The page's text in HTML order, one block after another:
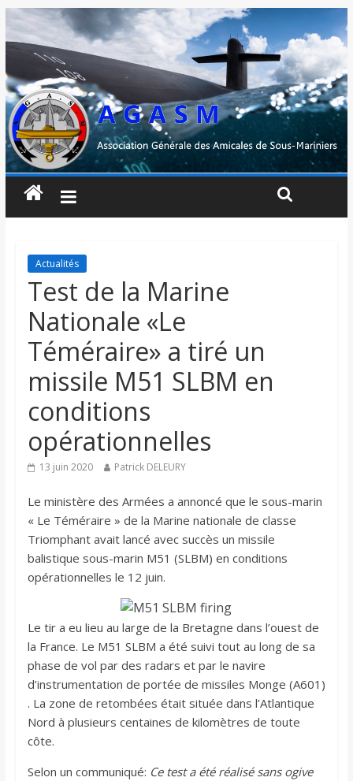
Actualités
Test de la Marine
Nationale «Le
Téméraire» a tiré un
missile M51 SLBM en
conditions
opérationnelles
13 juin 2020 Patrick DELEURY
Le ministère des Armées a annoncé que le sous-marin
« Le Téméraire » de la Marine nationale de classe
Triomphant avait lancé avec succès un missile
balistique sous-marin M51 (SLBM) en conditions
opérationnelles le 12 juin.
Le tir a eu lieu au large de la Bretagne dans l’ouest de
la France. Le M51 SLBM a été suivi tout au long de sa
phase de vol par des radars et par le navire
d’instrumentation de portée de missiles Monge (A601)
. La zone de retombées était située dans l’Atlantique
Nord à plusieurs centaines de kilomètres de toute
côte.
Selon un communiqué: Ce test a été réalisé sans ogive